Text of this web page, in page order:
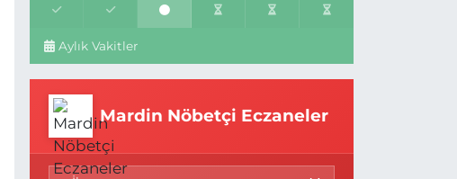
Aylık Vakitler
Mardin Nöbetçi Eczaneler